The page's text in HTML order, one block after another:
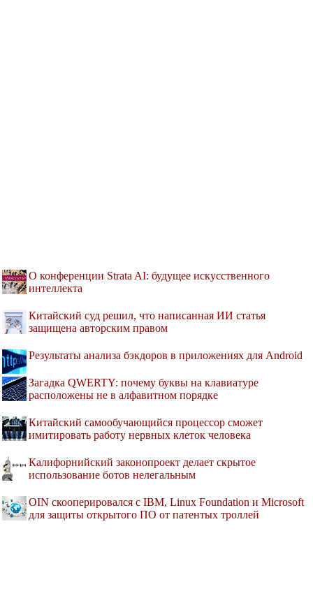
О конференции Strata AI: будущее искусственного
интеллекта
Китайский суд решил, что написанная ИИ статья
защищена авторским правом
Результаты анализа бэкдоров в приложениях для Android
Загадка QWERTY: почему буквы на клавиатуре
расположены не в алфавитном порядке
Китайский самообучающийся процессор сможет
имитировать работу нервных клеток человека
Калифорнийский законопроект делает скрытое
использование ботов нелегальным
OIN скооперировался с IBM, Linux Foundation и Microsoft
для защиты открытого ПО от патентых троллей